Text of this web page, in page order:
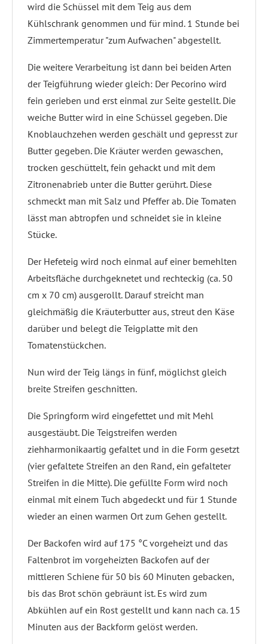
wird die Schüssel mit dem Teig aus dem
Kühlschrank genommen und für mind. 1 Stunde bei
Zimmertemperatur "zum Aufwachen" abgestellt.
Die weitere Verarbeitung ist dann bei beiden Arten
der Teigführung wieder gleich: Der Pecorino wird
fein gerieben und erst einmal zur Seite gestellt. Die
weiche Butter wird in eine Schüssel gegeben. Die
Knoblauchzehen werden geschält und gepresst zur
Butter gegeben. Die Kräuter werden gewaschen,
trocken geschüttelt, fein gehackt und mit dem
Zitronenabrieb unter die Butter gerührt. Diese
schmeckt man mit Salz und Pfeffer ab. Die Tomaten
lässt man abtropfen und schneidet sie in kleine
Stücke.
Der Hefeteig wird noch einmal auf einer bemehlten
Arbeitsfläche durchgeknetet und rechteckig (ca. 50
cm x 70 cm) ausgerollt. Darauf streicht man
gleichmäßig die Kräuterbutter aus, streut den Käse
darüber und belegt die Teigplatte mit den
Tomatenstückchen.
Nun wird der Teig längs in fünf, möglichst gleich
breite Streifen geschnitten.
Die Springform wird eingefettet und mit Mehl
ausgestäubt. Die Teigstreifen werden
ziehharmonikaartig gefaltet und in die Form gesetzt
(vier gefaltete Streifen an den Rand, ein gefalteter
Streifen in die Mitte). Die gefüllte Form wird noch
einmal mit einem Tuch abgedeckt und für 1 Stunde
wieder an einen warmen Ort zum Gehen gestellt.
Der Backofen wird auf 175 °C vorgeheizt und das
Faltenbrot im vorgeheizten Backofen auf der
mittleren Schiene für 50 bis 60 Minuten gebacken,
bis das Brot schön gebräunt ist. Es wird zum
Abkühlen auf ein Rost gestellt und kann nach ca. 15
Minuten aus der Backform gelöst werden.